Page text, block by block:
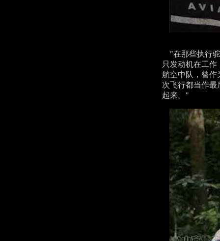
"在那些执行驼
只发动机在工
航空中队，曾作
次飞行都当作
起来。"